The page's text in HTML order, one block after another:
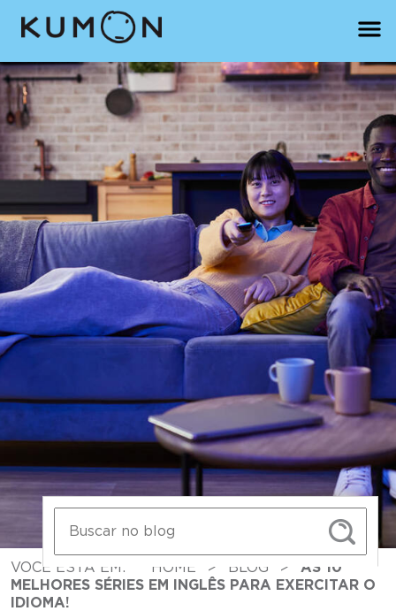
VOCÊ ESTÁ EM: HOME > BLOG >
AS 10
MELHORES SÉRIES EM INGLÊS PARA EXERCITAR O
IDIOMA!